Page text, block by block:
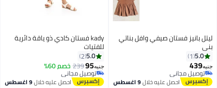
ليتل بانيز فستان صيفي وافل بناتي
بني
5.0
1
جنيه439
توصيل مجاني
توصيل مجانياحصل عليه خلال9 اغسطس
kady فستان كادي ذو ياقة دائرية
للفتيات
5.0
2
جنيه95
239 خصم 60%
توصيل مجاني
توصيل مجانياحصل عليه خلال9 اغسطس